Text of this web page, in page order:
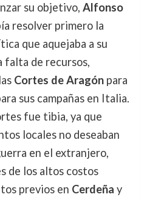
su objetivo, Alfonso
resolver primero la
que aquejaba a su
falta de recursos,
Cortes de Aragónpara
sus campañas en Italia.
fue tibia, ya que
locales no deseaban
en el extranjero,
de los altos costos
previos en Cerdeña y